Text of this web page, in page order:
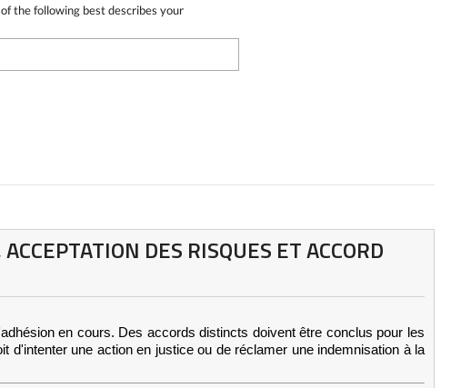
the following best describes your
DES RISQUES ET ACCORD
en cours. Des accords distincts doivent être conclus pour les
une action en justice ou de réclamer une indemnisation à la